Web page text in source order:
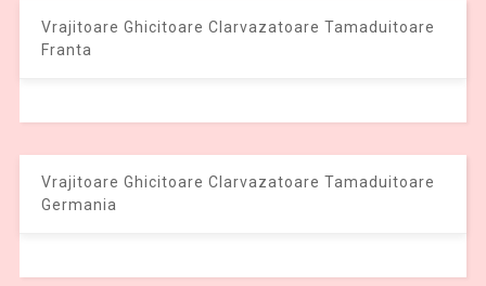
Vrajitoare Ghicitoare Clarvazatoare Tamaduitoare
Franta
Vrajitoare Ghicitoare Clarvazatoare Tamaduitoare
Germania